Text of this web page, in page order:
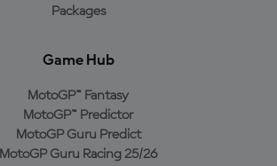
Packages
Game Hub
MotoGP™ Fantasy
MotoGP™ Predictor
MotoGP Guru Predict
MotoGP Guru Racing 25/26